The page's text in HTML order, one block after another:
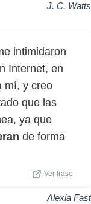
J. C. Watts
intimidaron
Internet, en
mí, y creo
que las
ya que
de forma
Ver frase
Alexia Fast